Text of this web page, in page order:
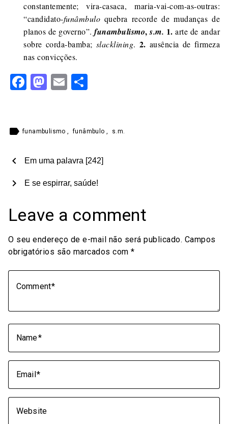
constantemente; vira-casaca, maria-vai-com-as-outras:
“candidato-funâmbulo quebra recorde de mudanças de
planos de governo”.funambulismo,s.m. 1. arte de andar
sobre corda-bamba; slacklining. 2. ausência de firmeza
nas convicções.
Facebook
Mastodon
Email
label funambulismo, funâmbulo, s.m.
chevron_left Em uma palavra [242]
E se espirrar, saúde!
chevron_right
Leave a comment
O seu endereço de e-mail não será publicado. Campos
obrigatórios são marcados com *
Comment
Name
Email
Website